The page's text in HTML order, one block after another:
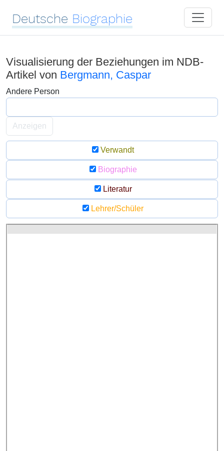
Deutsche Biographie
Visualisierung der Beziehungen im NDB-
Artikel von Bergmann, Caspar
Andere Person
Anzeigen
Verwandt
Biographie
Literatur
Lehrer/Schüler